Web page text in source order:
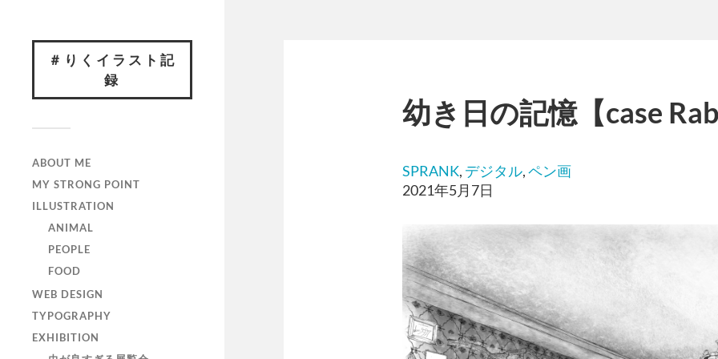
＃りくイラスト記
録
ABOUT ME
MY STRONG POINT
ILLUSTRATION
ANIMAL
PEOPLE
FOOD
WEB DESIGN
TYPOGRAPHY
EXHIBITION
幼き日の記憶【case
SPRANK, デジタル, ペン画
2021年5月7日